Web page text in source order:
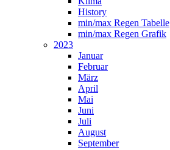
History
min/max Regen Tabelle
min/max Regen Grafik
2023
Januar
Februar
März
April
Mai
Juni
Juli
August
September